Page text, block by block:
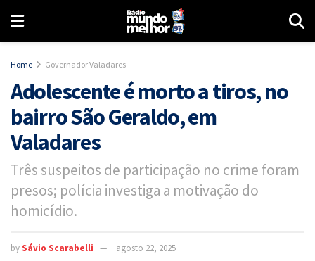
Home Governador Valadares
Adolescente é morto a tiros, no
bairro São Geraldo, em
Valadares
Três suspeitos de participação no crime foram
presos; polícia investiga a motivação do
homicídio.
bySávio Scarabelli agosto 22, 2025